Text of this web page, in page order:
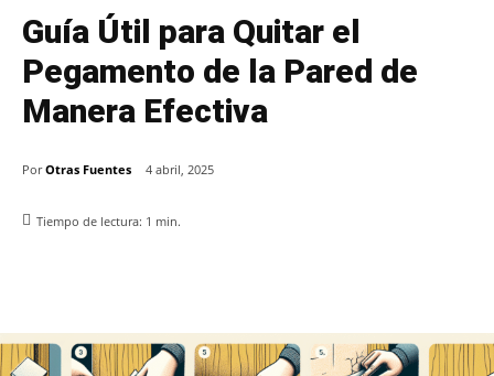
Guía Útil para Quitar el
Pegamento de la Pared de
Manera Efectiva
Por Otras Fuentes 4 abril, 2025
Tiempo de lectura: 1 min.